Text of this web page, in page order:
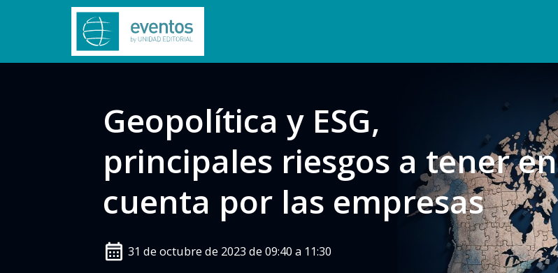
Geopolítica y ESG,
principales riesgos a tener en
cuenta por las empresas
31 de octubre de 2023 de 09:40 a 11:30